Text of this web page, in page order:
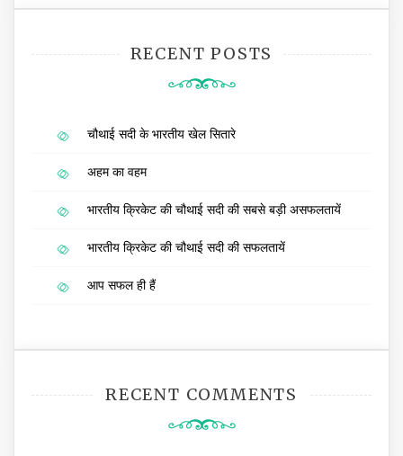
RECENT POSTS
चौथाई सदी के भारतीय खेल सितारे
अहम का वहम
भारतीय क्रिकेट की चौथाई सदी की सबसे बड़ी असफलतायें
भारतीय क्रिकेट की चौथाई सदी की सफलतायें
आप सफल ही हैं
RECENT COMMENTS